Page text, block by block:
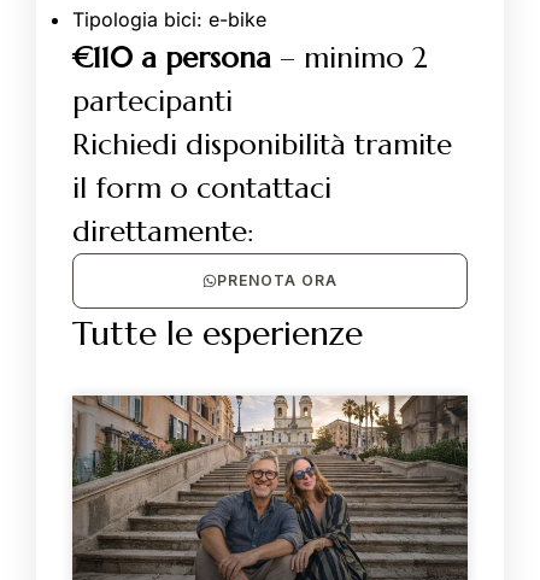
Tipologia bici: e-bike
€110 a persona – minimo 2
partecipanti
Richiedi disponibilità tramite
il form o contattaci
direttamente:
PRENOTA ORA
Tutte le esperienze